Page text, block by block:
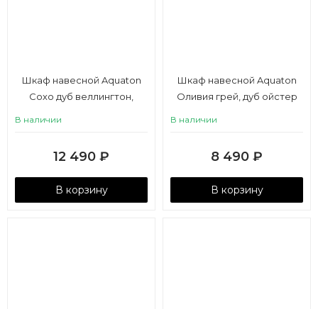
Шкаф навесной Aquaton
Сохо дуб веллингтон,
В наличии
12 490 ₽
В корзину
Шкаф навесной Aquaton
Оливия грей, дуб ойстер
В наличии
8 490 ₽
В корзину